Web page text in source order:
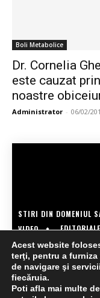
Boli Metabolice
Dr. Cornelia
este cauzat
noastre
Administrator - 06/02/
STIRI DIN DOMENIUL
VIDEO
EDITORIALE
COPYRIGHT
Acest website
terţi, pentru a
de navigare şi
fiecăruia.
Poti afla mai multe